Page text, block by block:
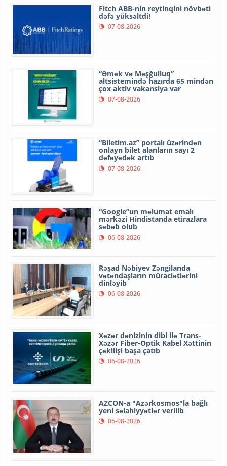
Fitch ABB-nin reytinqini növbəti
dəfə yüksəltdi!
07-08-2026
“Əmək və Məşğulluq”
altsistemində hazırda 65 mindən
çox aktiv vakansiya var
07-08-2026
“Biletim.az” portalı üzərindən
onlayn bilet alanların sayı 2
dəfəyədək artıb
07-08-2026
“Google”un məlumat emalı
mərkəzi Hindistanda etirazlara
səbəb olub
06-08-2026
Rəşad Nəbiyev Zəngilanda
vətəndaşların müraciətlərini
dinləyib
06-08-2026
Xəzər dənizinin dibi ilə Trans-
Xəzər Fiber-Optik Kabel Xəttinin
çəkilişi başa çatıb
06-08-2026
AZCON-a "Azərkosmos"la bağlı
yeni səlahiyyətlər verilib
06-08-2026